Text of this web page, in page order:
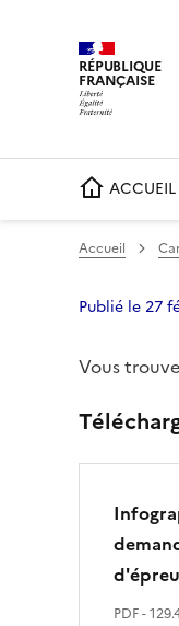
RÉPUBLIQUE
FRANÇAISE
ACCUEIL
Accueil
Publié le 27
Vous
PDF -